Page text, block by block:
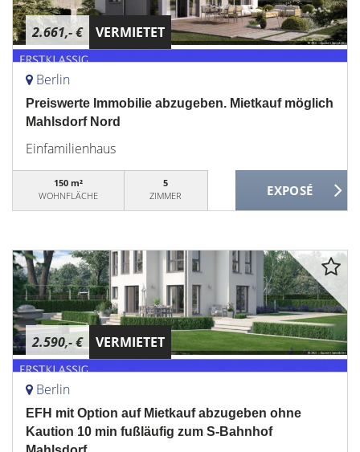
2.661,- € VERMIETET
Berlin
Preiswerte Immobilie abzugeben. Mietkauf möglich
Mahlsdorf Nord
Einfamilienhaus
150 m²
WOHNFLÄCHE
5
ZIMMER
2.590,- € VERMIETET
Berlin
EFH mit Option auf Mietkauf abzugeben ohne
Kaution 10 min fußläufig zum S-Bahnhof